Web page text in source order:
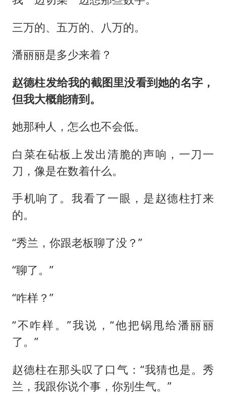
三万的、五万的、八万的。
潘丽丽是多少来着？
赵德柱发给我的截图里没看到她的名字，
但我大概能猜到。
她那种人，怎么也不会低。
白菜在砧板上发出清脆的声响，一刀一
刀，像是在数着什么。
手机响了。我看了一眼，是赵德柱打来
的。
“秀兰，你跟老板聊了没？”
“聊了。”
“咋样？”
“不咋样。”我说，“他把锅甩给潘丽丽
了。”
赵德柱在那头叹了口气：“我猜也是。秀
兰，我跟你说个事，你别生气。”